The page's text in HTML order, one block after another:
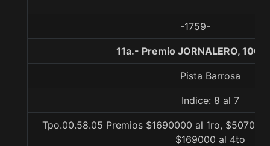
-1759-
11a.- Premio JORNALERO,
Pista Barrosa
Indice: 8 al 7
Tpo.00.58.05 Premios $1690000 al 1ro,
$169000 al 4to